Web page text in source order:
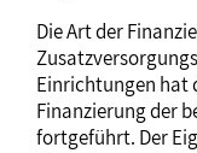
Die Art der
Einrichtungen hat
Finanzierung der
fortgeführt. Der